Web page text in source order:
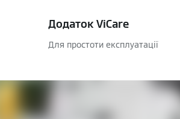
Додаток ViCare
Для простоти експлуатації